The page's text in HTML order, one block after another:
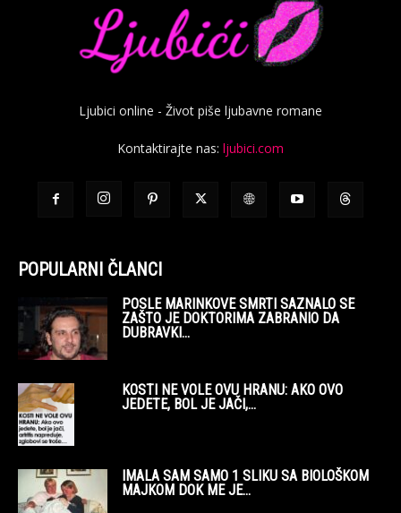
Ljubici online - Život piše ljubavne romane
Kontaktirajte nas: ljubici.com
POPULARNI ČLANCI
POSLE MARINKOVE SMRTI SAZNALO SE
ZAŠTO JE DOKTORIMA ZABRANIO DA
DUBRAVKI...
KOSTI NE VOLE OVU HRANU: AKO OVO
JEDETE, BOL JE JAČI,...
IMALA SAM SAMO 1 SLIKU SA BIOLOŠKOM
MAJKOM DOK ME JE...